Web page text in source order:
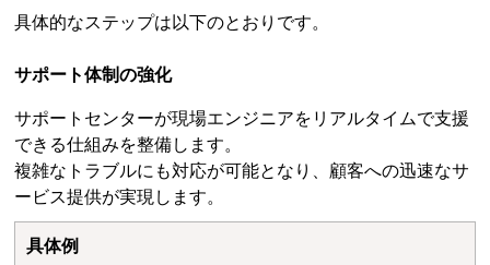
具体的なステップは以下のとおりです。
サポート体制の強化
サポートセンターが現場エンジニアをリアルタイムで支援
できる仕組みを整備します。
複雑なトラブルにも対応が可能となり、顧客への迅速なサ
ービス提供が実現します。
具体例